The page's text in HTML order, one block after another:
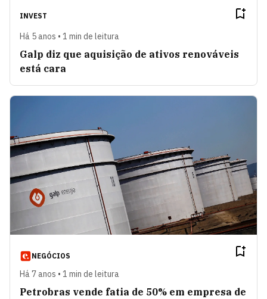
INVEST
Há 5 anos • 1 min de leitura
Galp diz que aquisição de ativos renováveis
está cara
NEGÓCIOS
Há 7 anos • 1 min de leitura
Petrobras vende fatia de 50% em empresa de